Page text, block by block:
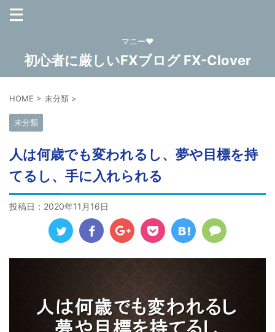
マニー❤
初心者に厳しいFXブログ FX-Clover
HOME > 未分類 >
未分類
人は何歳でも変われるし、夢や目標を持
てるし、手に入れられる
投稿日： 2020年11月16日